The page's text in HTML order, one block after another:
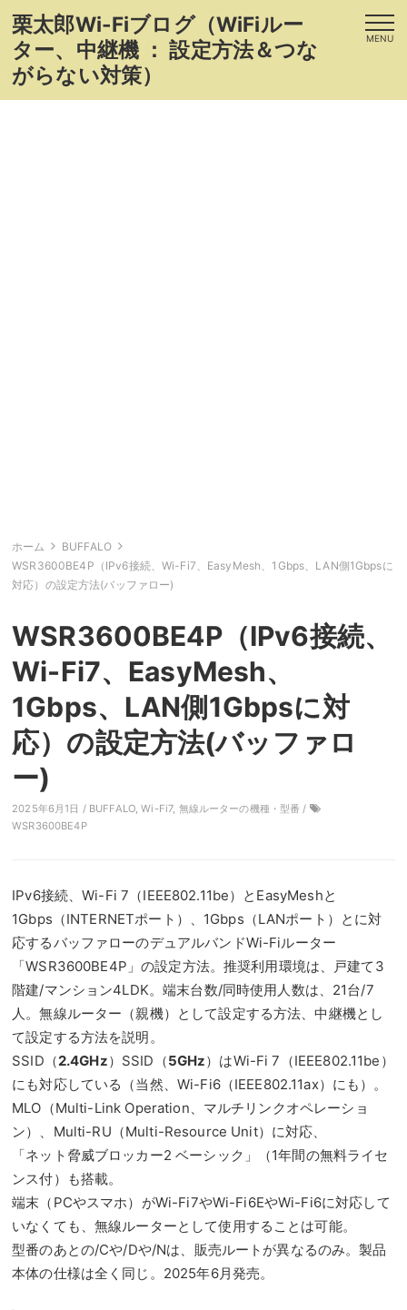
栗太郎Wi-Fiブログ（WiFiルー
ター、中継機 ： 設定方法＆つな
がらない対策）
MENU
ホーム
BUFFALO
WSR3600BE4P（IPv6接続、Wi-Fi7、EasyMesh、1Gbps、LAN側1Gbpsに
対応）の設定方法(バッファロー)
WSR3600BE4P（IPv6接続、
Wi-Fi7、EasyMesh、
1Gbps、LAN側1Gbpsに対
応）の設定方法(バッファロ
ー)
2025年6月1日 / BUFFALO,Wi-Fi7, 無線ルーターの機種・型番 /
WSR3600BE4P
IPv6接続、Wi-Fi 7（IEEE802.11be）とEasyMeshと
1Gbps（INTERNETポート）、1Gbps（LANポート）とに対
応するバッファローのデュアルバンドWi-Fiルーター
「WSR3600BE4P」の設定方法。推奨利用環境は、戸建て3
階建/マンション4LDK。端末台数/同時使用人数は、21台/7
人。無線ルーター（親機）として設定する方法、中継機とし
て設定する方法を説明。
SSID（2.4GHz）SSID（5GHz）はWi-Fi 7（IEEE802.11be）
にも対応している（当然、Wi-Fi6（IEEE802.11ax）にも）。
MLO（Multi-Link Operation、マルチリンクオペレーショ
ン）、Multi-RU（Multi-Resource Unit）に対応、
「ネット脅威ブロッカー2 ベーシック」（1年間の無料ライセ
ンス付）も搭載。
端末（PCやスマホ）がWi-Fi7やWi-Fi6EやWi-Fi6に対応して
いなくても、無線ルーターとして使用することは可能。
型番のあとの/Cや/Dや/Nは、販売ルートが異なるのみ。製品
本体の仕様は全く同じ。2025年6月発売。